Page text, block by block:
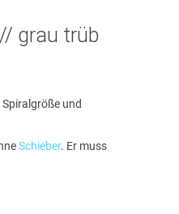
grau trüb
und
Schieber. Er muss